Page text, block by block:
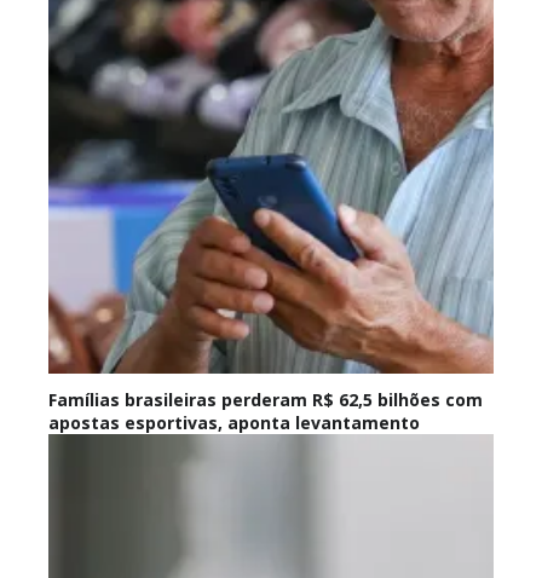
Famílias brasileiras perderam R$ 62,5 bilhões com
apostas esportivas, aponta levantamento